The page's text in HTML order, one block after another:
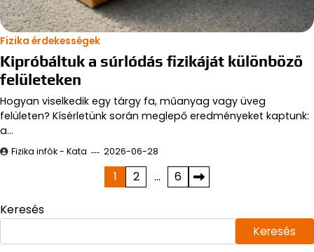
Fizika érdekességek
Kipróbáltuk a súrlódás fizikáját különböző
felületeken
Hogyan viselkedik egy tárgy fa, műanyag vagy üveg
felületen? Kísérletünk során meglepő eredményeket kaptunk:
a…
Fizika infók - Kata 2026-06-28
lapozása
1 2 … 6
Keresés
Keresés